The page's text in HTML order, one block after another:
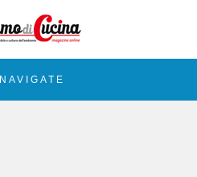
NAVIGATE